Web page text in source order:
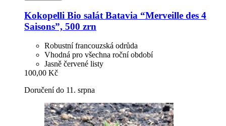
Kokopelli Bio salát Batavia “Merveille des 4
Saisons”, 500 zrn
Robustní francouzská odrůda
Vhodná pro všechna roční období
Jasně červené listy
100,00 Kč
Doručení do 11. srpna